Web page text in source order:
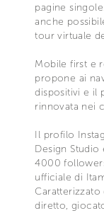
pagine
anche
tour virtuale
Mobile first e
propone ai
dispositivi e il
rinnovata nei
Il profilo
Design
4000
ufficiale di
diretto,